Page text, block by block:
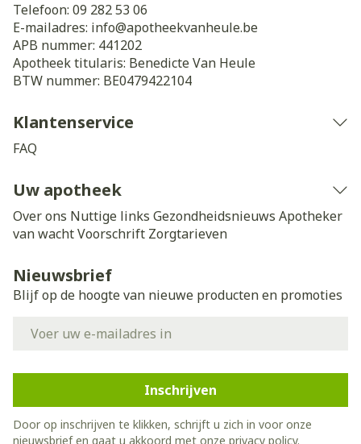
Telefoon: 09 282 53 06
E-mailadres: info@apotheekvanheule.be
APB nummer: 441202
Apotheek titularis: Benedicte Van Heule
BTW nummer: BE0479422104
Klantenservice
FAQ
Uw apotheek
Over ons Nuttige links Gezondheidsnieuws Apotheker
van wachtVoorschrift Zorgtarieven
Nieuwsbrief
Blijf op de hoogte van nieuwe producten en promoties
Inschrijven
Door op inschrijven te klikken, schrijft u zich in voor onze
nieuwsbrief en gaat u akkoord met onze privacy policy.